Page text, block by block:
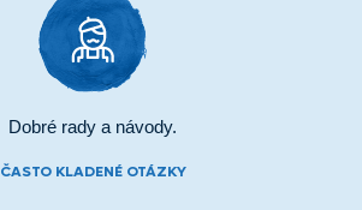
Dobré rady a návody.
ČASTO KLADENÉ OTÁZKY